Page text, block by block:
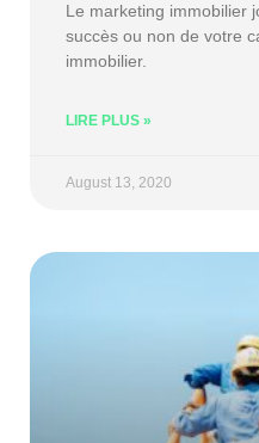
Le marketing immobilier
succès ou non de votre
immobilier.
LIRE PLUS »
August 13, 2020